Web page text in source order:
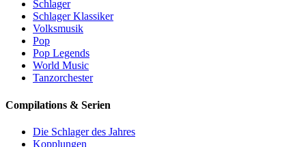
Schlager
Schlager Klassiker
Volksmusik
Pop
Pop Legends
World Music
Tanzorchester
Compilations & Serien
Die Schlager des Jahres
Kopplungen